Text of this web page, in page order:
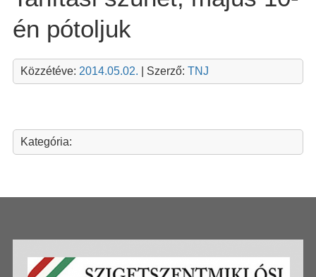
én pótoljuk
Közzétéve: 2014.05.02. | Szerző: TNJ
Kategória: